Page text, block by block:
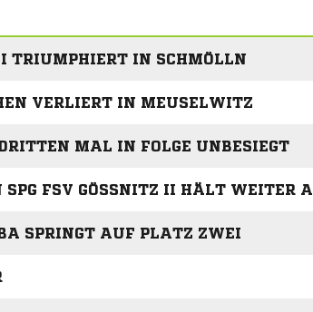
TRIUMPHIERT IN SCHMÖLLN
VERLIERT IN MEUSELWITZ
MAL IN FOLGE UNBESIEGT
FSV GÖSSNITZ II HÄLT WEITER AN
SPRINGT AUF PLATZ ZWEI